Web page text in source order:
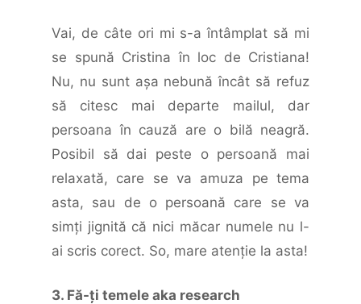
Vai, de câte ori mi s-a întâmplat să mi
se spună Cristina în loc de Cristiana!
Nu, nu sunt aşa nebună încât să refuz
să citesc mai departe mailul, dar
persoana în cauză are o bilă neagră.
Posibil să dai peste o persoană mai
relaxată, care se va amuza pe tema
asta, sau de o persoană care se va
simţi jignită că nici măcar numele nu l-
ai scris corect. So, mare atenţie la asta!
3. Fă-ți temele aka research